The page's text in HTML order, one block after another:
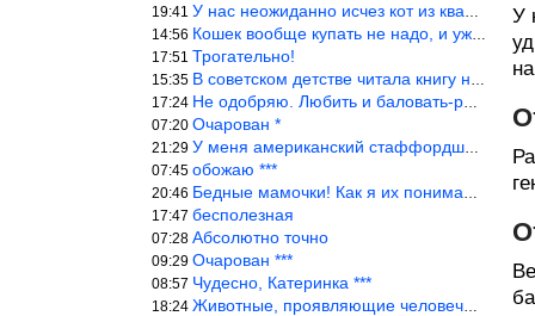
19:41 У нас неожиданно исчез кот из квартиры, мы с мужем искали повсюд
14:56 Кошек вообще купать не надо, и уж тем более, еженедельно, как лю
17:51 Трогательно!
15:35 В советском детстве читала книгу не то «Серая сова», не то ещё к
17:24 Не одобряю. Любить и баловать-разные вещи. Хоть детей, хоть коше
07:20 Очарован *
21:29 У меня американский стаффордширский терьер, ей 4,5 года, но ни р
07:45 обожаю ***
20:46 Бедные мамочки! Как я их понимаю…
17:47 бесполезная
07:28 Абсолютно точно
09:29 Очарован ***
08:57 Чудесно, Катеринка ***
18:24 Животные, проявляющие человеческие чувства, на фоне озверевших д
У